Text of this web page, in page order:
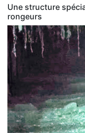
Une structure
rongeurs